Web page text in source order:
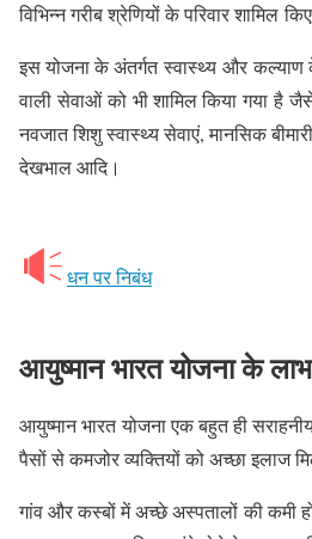
विभिन्न गरीब श्रेणियों के परिवार शामिल
इस योजना के अंतर्गत स्वास्थ्य और कल्याण
वाली सेवाओं को भी शामिल किया गया है
नवजात शिशु स्वास्थ्य सेवाएं, मानसिक
देखभाल आदि।
धन पर निबंध
आयुष्मान भारत योजना के लाभ
आयुष्मान भारत योजना एक बहुत ही
पैसों से कमजोर व्यक्तियों को अच्छा इलाज
गांव और कस्बों में अच्छे अस्पतालों की कमी